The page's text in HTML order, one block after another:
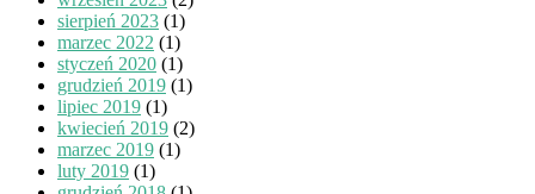
sierpień 2023 (1)
marzec 2022 (1)
styczeń 2020 (1)
grudzień 2019 (1)
lipiec 2019 (1)
kwiecień 2019 (2)
marzec 2019 (1)
luty 2019 (1)